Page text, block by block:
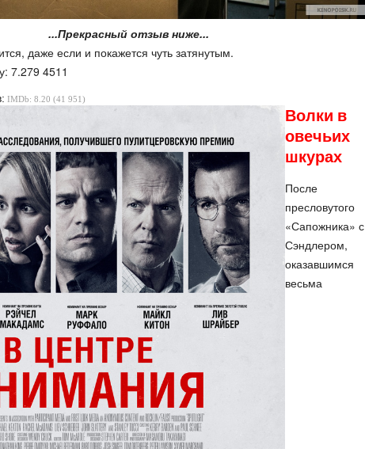
...Прекрасный отзыв ниже...
даже если и покажется чуть затянутым.
7.279 4511
IMDb: 8.20 (41 951)
Волки в
овечьих
шкурах
После
пресловутого
«Сапожника» с
Сэндлером,
оказавшимся
весьма